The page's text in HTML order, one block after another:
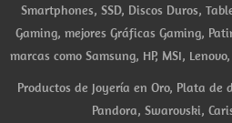
Smartphones, SSD, Discos Duros,
Gaming, mejores Gráficas Gaming,
marcas como Samsung, HP, MSI,
Productos de Joyería en Oro, Plata de
Pandora, Swarovski,